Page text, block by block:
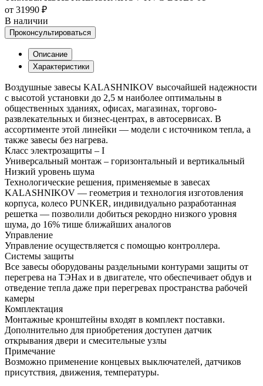
от 31990 ₽
В наличии
Проконсультироваться
Описание
Характеристики
Воздушные завесы KALASHNIKOV высочайшей надежности
с высотой установки до 2,5 м наиболее оптимальны в
общественных зданиях, офисах, магазинах, торгово-
развлекательных и бизнес-центрах, в автосервисах. В
ассортименте этой линейки — модели с источником тепла, а
также завесы без нагрева.
Класс электрозащиты – I
Универсальный монтаж – горизонтальный и вертикальный
Низкий уровень шума
Технологические решения, применяемые в завесах
KALASHNIKOV — геометрия и технология изготовления
корпуса, колесо PUNKER, индивидуально разработанная
решетка — позволили добиться рекордно низкого уровня
шума, до 16% тише ближайших аналогов
Управление
Управление осуществляется с помощью контроллера.
Системы защиты
Все завесы оборудованы раздельными контурами защиты от
перегрева на ТЭНах и в двигателе, что обеспечивает обдув и
отведение тепла даже при перегревах пространства рабочей
камеры
Комплектация
Монтажные кронштейны входят в комплект поставки.
Дополнительно для приобретения доступен датчик
открывания двери и смесительные узлы
Примечание
Возможно применение концевых выключателей, датчиков
присутствия, движения, температуры.